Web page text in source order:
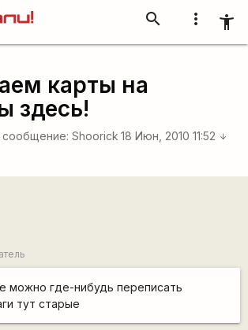
more_vert accessibility_new
search
карты на
здесь!
Shoorick 18 Июн, 2010 11:52 arrow_downward
можно где-нибудь переписать
тут старые